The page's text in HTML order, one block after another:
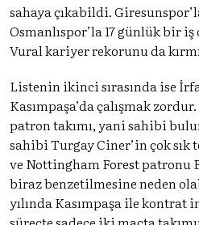
sahaya çıkabildi.
Osmanlıspor’la 17 günlük bir iş
Vural kariyer rekorunu da
Listenin ikinci sırasında ise
Kasımpaşa’da çalışmak
patron takımı, yani sahibi
sahibi Turgay Ciner’in çok
ve Nottingham Forest patronu
biraz benzetilmesine neden
yılında Kasımpaşa ile kontrat